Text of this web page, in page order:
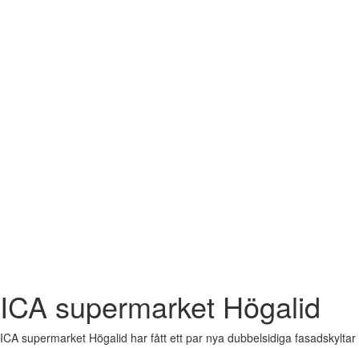
ICA supermarket Högalid
ICA supermarket Högalid har fått ett par nya dubbelsidiga